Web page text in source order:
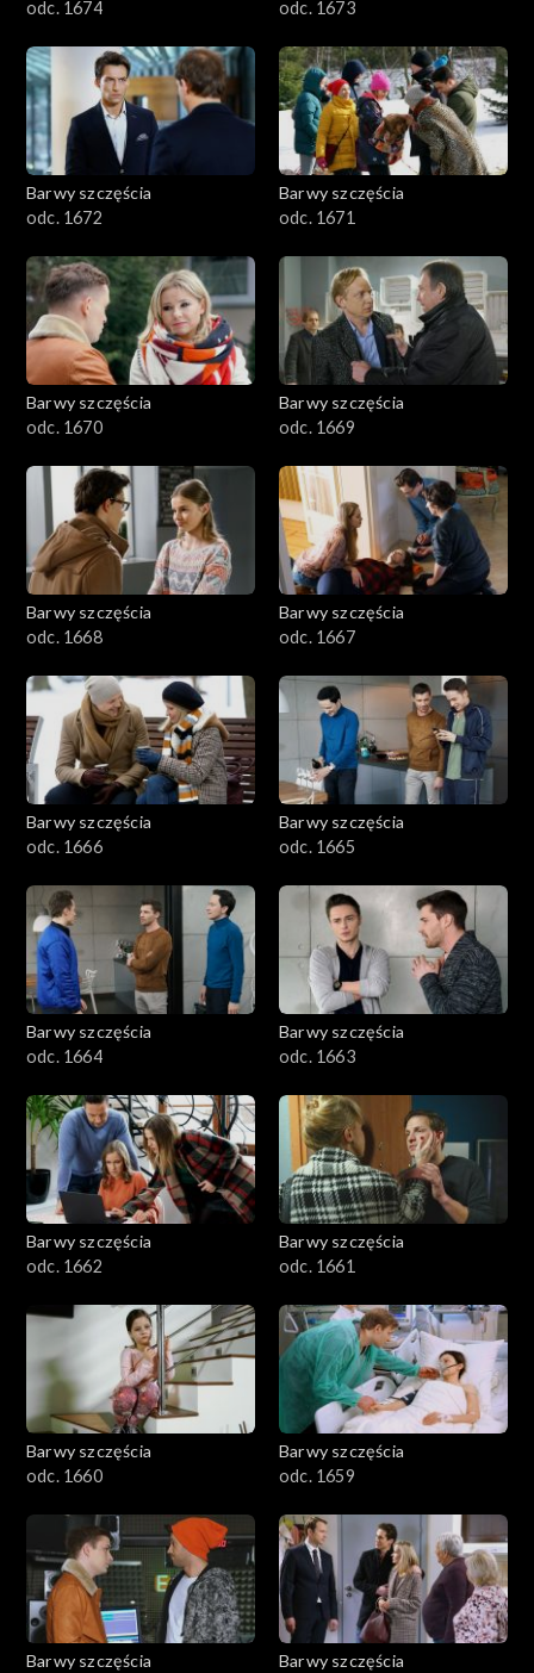
odc. 1674 odc. 1673
Barwy szczęścia
odc. 1672
Barwy szczęścia
odc. 1671
Barwy szczęścia
odc. 1670
Barwy szczęścia
odc. 1669
Barwy szczęścia
odc. 1668
Barwy szczęścia
odc. 1667
Barwy szczęścia
odc. 1666
Barwy szczęścia
odc. 1665
Barwy szczęścia
odc. 1664
Barwy szczęścia
odc. 1663
Barwy szczęścia
odc. 1662
Barwy szczęścia
odc. 1661
Barwy szczęścia
odc. 1660
Barwy szczęścia
odc. 1659
Barwy szczęścia
Barwy szczęścia